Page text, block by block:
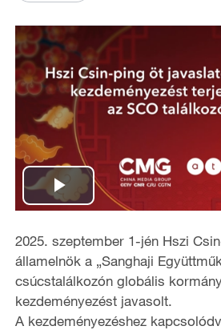
P
l
a
y
2025. szeptember 1-jén Hszi
államelnök a „Sanghaji
csúcstalálkozón globális
kezdeményezést javasolt.
A kezdeményezéshez